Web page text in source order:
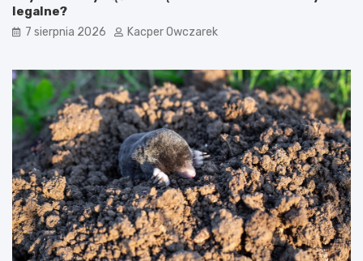
legalne?
7 sierpnia 2026 Kacper Owczarek